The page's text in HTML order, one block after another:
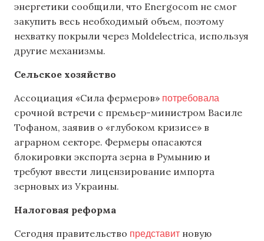
энергетики сообщили, что Energocom не смог
закупить весь необходимый объем, поэтому
нехватку покрыли через Moldelectrica, используя
другие механизмы.
Сельское хозяйство
Ассоциация «Сила фермеров» потребовала
срочной встречи с премьер-министром Василе
Тофаном, заявив о «глубоком кризисе» в
аграрном секторе. Фермеры опасаются
блокировки экспорта зерна в Румынию и
требуют ввести лицензирование импорта
зерновых из Украины.
Налоговая реформа
Сегодня правительство представит новую